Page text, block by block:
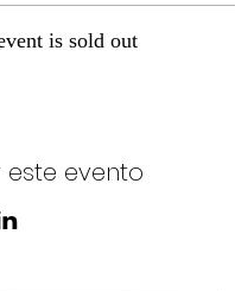
is sold out
evento